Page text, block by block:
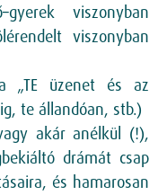
viszonyban
viszonyban
„TE üzenet és az
te állandóan, stb.)
akár anélkül (!),
drámát csap
és hamarosan